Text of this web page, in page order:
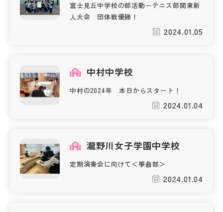
富士見丘中学校の部活動ーテニス部関東新
人大会 団体戦優勝！
2024.01.05
中村中学校
中村の2024年 本日からスタート！
2024.01.04
瀧野川女子学園中学校
定期演奏会に向けて＜箏曲部＞
2024.01.04